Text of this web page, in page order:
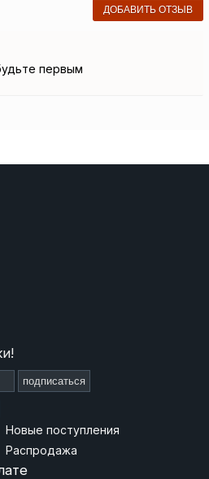
ДОБАВИТЬ ОТЗЫВ
первым
подписаться
Новые поступления
Распродажа